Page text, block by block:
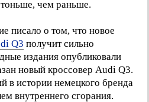
чем раньше.
писало о том, что новое
Q3 получит сильно
издания опубликовали
новый кроссовер Audi Q3.
в истории немецкого бренда
внутреннего сгорания.